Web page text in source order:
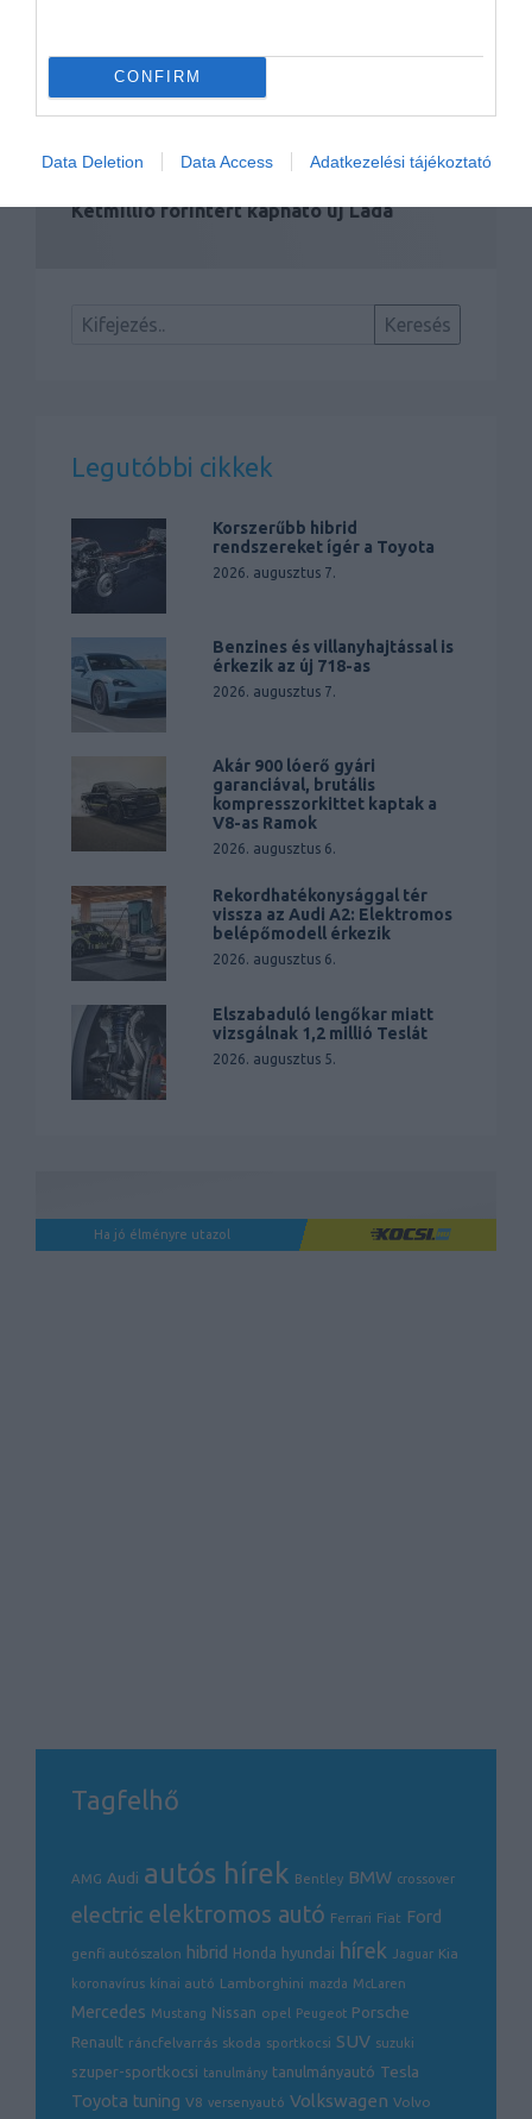
CONFIRM
Data Deletion Data Access Adatkezelési tájékoztató
Kétmillió forintért kapható új Lada
Legutóbbi cikkek
Korszerűbb hibrid
rendszereket ígér a Toyota
2026. augusztus 7.
Benzines és villanyhajtással is
érkezik az új 718-as
2026. augusztus 7.
Akár 900 lóerő gyári
garanciával, brutális
kompresszorkittet kaptak a
V8-as Ramok
2026. augusztus 6.
Rekordhatékonysággal tér
vissza az Audi A2: Elektromos
belépőmodell érkezik
2026. augusztus 6.
Elszabaduló lengőkar miatt
vizsgálnak 1,2 millió Teslát
2026. augusztus 5.
Ha jó élményre utazol
Tagfelhő
AMG Audi autós hírek Bentley BMW crossover
electric elektromos autó Ferrari Fiat Ford
genfi autószalon hibrid Honda hyundai hírek Jaguar Kia
koronavírus kínai autó Lamborghini mazda McLaren
Mercedes Mustang Nissan opel Peugeot Porsche
Renault ráncfelvarrás skoda sportkocsi SUV suzuki
szuper-sportkocsi tanulmány tanulmányautó Tesla
Toyota tuning V8 versenyautó Volkswagen Volvo